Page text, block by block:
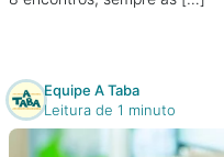
Equipe A Taba
Leitura de 1 minuto